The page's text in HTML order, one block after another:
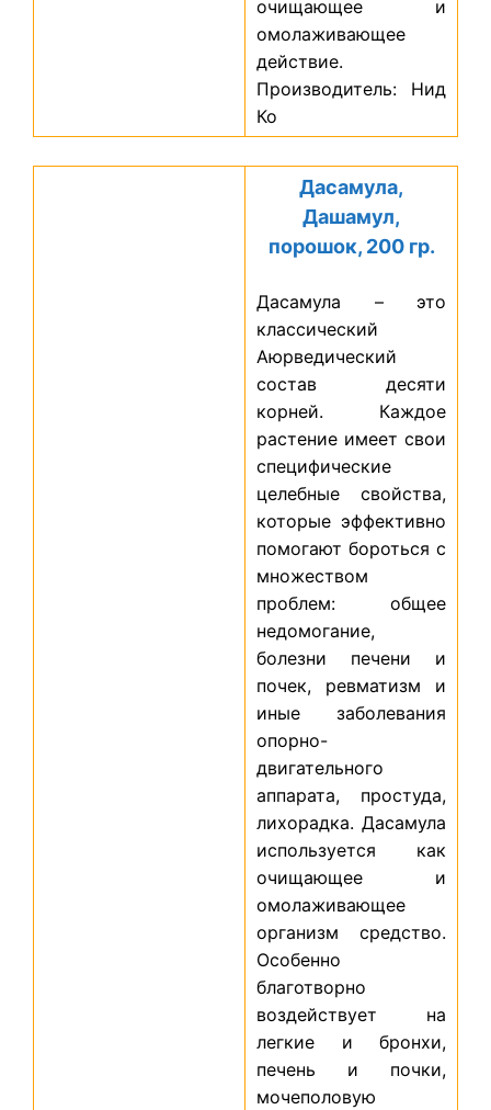
очищающее и
омолаживающее
действие.
Производитель: Нид
Ко
Дасамула,
Дашамул,
порошок, 200 гр.
Дасамула – это
классический
Аюрведический
состав десяти
корней. Каждое
растение имеет свои
специфические
целебные свойства,
которые эффективно
помогают бороться с
множеством
проблем: общее
недомогание,
болезни печени и
почек, ревматизм и
иные заболевания
опорно-
двигательного
аппарата, простуда,
лихорадка. Дасамула
используется как
очищающее и
омолаживающее
организм средство.
Особенно
благотворно
воздействует на
легкие и бронхи,
печень и почки,
мочеполовую